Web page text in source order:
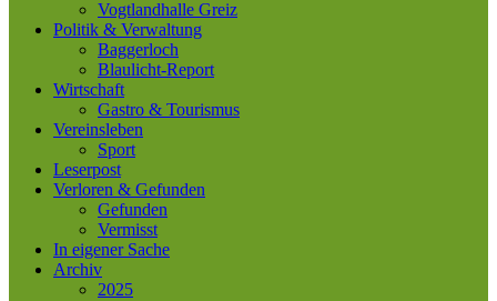
Vogtlandhalle Greiz
Politik & Verwaltung
Baggerloch
Blaulicht-Report
Wirtschaft
Gastro & Tourismus
Vereinsleben
Sport
Leserpost
Verloren & Gefunden
Gefunden
Vermisst
In eigener Sache
Archiv
2025